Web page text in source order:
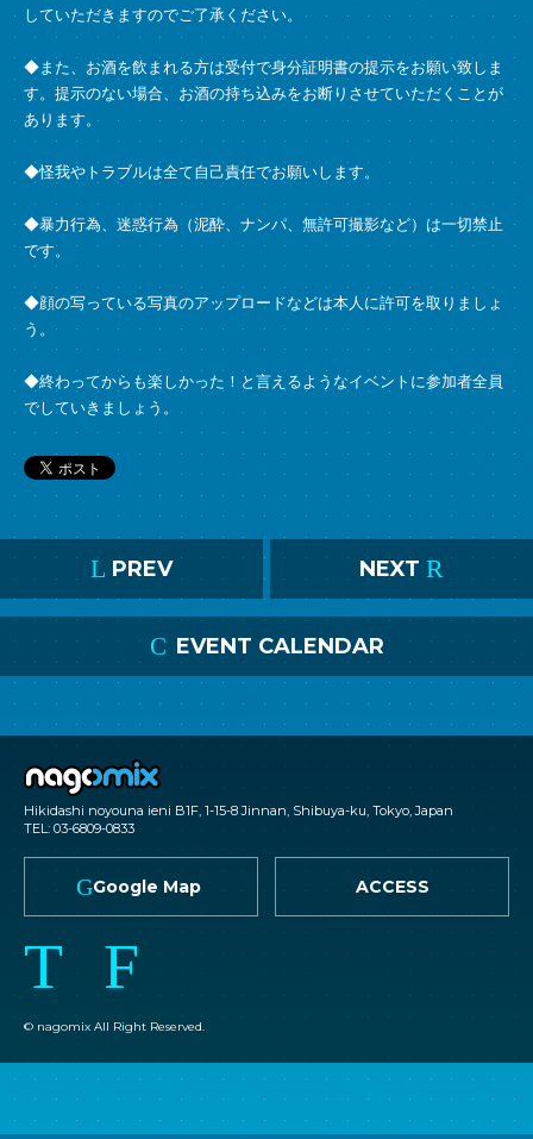
していただきますのでご了承ください。
◆また、お酒を飲まれる方は受付で身分証明書の提示をお願い致しま
す。提示のない場合、お酒の持ち込みをお断りさせていただくことが
あります。
◆怪我やトラブルは全て自己責任でお願いします。
◆暴力行為、迷惑行為（泥酔、ナンパ、無許可撮影など）は一切禁止
です。
◆顔の写っている写真のアップロードなどは本人に許可を取りましょ
う。
◆終わってからも楽しかった！と言えるようなイベントに参加者全員
でしていきましょう。
L PREV NEXT R
C EVENT CALENDAR
nagomix
Hikidashi noyouna ieni B1F, 1-15-8 Jinnan, Shibuya-ku, Tokyo, Japan
TEL: 03-6809-0833
GGoogle Map ACCESS
T F
© nagomix All Right Reserved.